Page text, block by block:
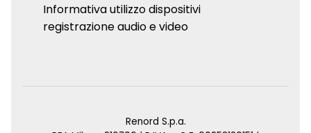
Informativa utilizzo dispositivi
registrazione audio e video
Renord S.p.a.